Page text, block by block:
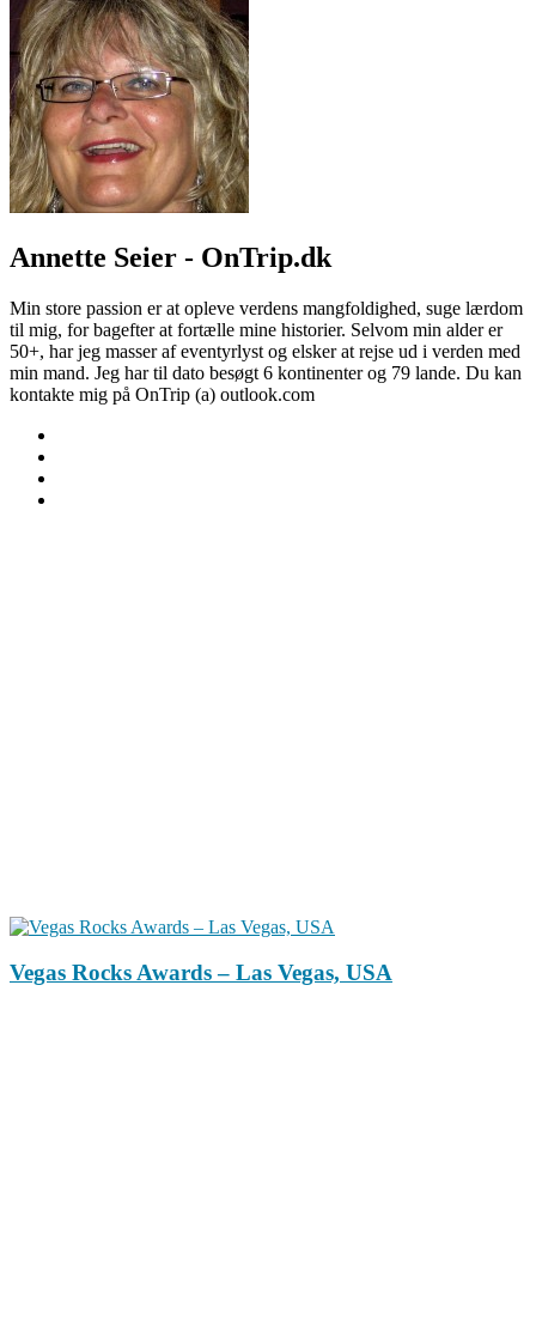
Annette Seier - OnTrip.dk
Min store passion er at opleve verdens mangfoldighed, suge lærdom
til mig, for bagefter at fortælle mine historier. Selvom min alder er
50+, har jeg masser af eventyrlyst og elsker at rejse ud i verden med
min mand. Jeg har til dato besøgt 6 kontinenter og 79 lande. Du kan
kontakte mig på OnTrip (a) outlook.com
Vegas Rocks Awards – Las Vegas, USA